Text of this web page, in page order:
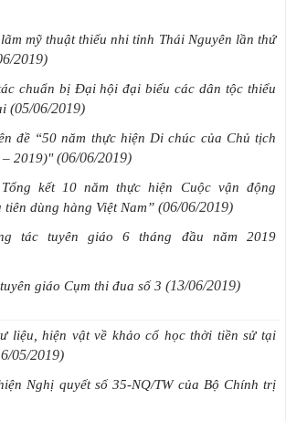
mỹ thuật thiếu nhi tỉnh Thái Nguyên lần thứ
2019)
chuẩn bị Đại hội đại biểu các dân tộc thiểu
(05/06/2019)
đề “50 năm thực hiện Di chúc của Chủ tịch
2019)" (06/06/2019)
kết 10 năm thực hiện Cuộc vận động
tiên dùng hàng Việt Nam” (06/06/2019)
tác tuyên giáo 6 tháng đầu năm 2019
giáo Cụm thi đua số 3 (13/06/2019)
liệu, hiện vật về khảo cổ học thời tiền sử tại
05/2019)
Nghị quyết số 35-NQ/TW của Bộ Chính trị